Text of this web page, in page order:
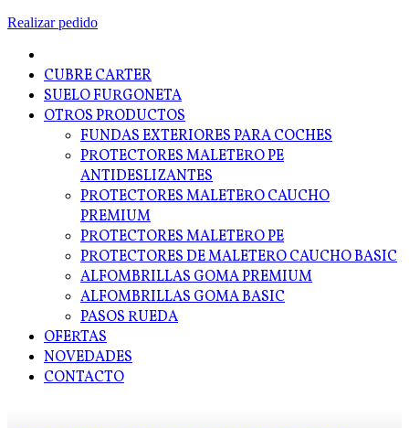
Realizar pedido
CUBRE CARTER
SUELO FURGONETA
OTROS PRODUCTOS
FUNDAS EXTERIORES PARA COCHES
PROTECTORES MALETERO PE
ANTIDESLIZANTES
PROTECTORES MALETERO CAUCHO
PREMIUM
PROTECTORES MALETERO PE
PROTECTORES DE MALETERO CAUCHO BASIC
ALFOMBRILLAS GOMA PREMIUM
ALFOMBRILLAS GOMA BASIC
PASOS RUEDA
OFERTAS
NOVEDADES
CONTACTO